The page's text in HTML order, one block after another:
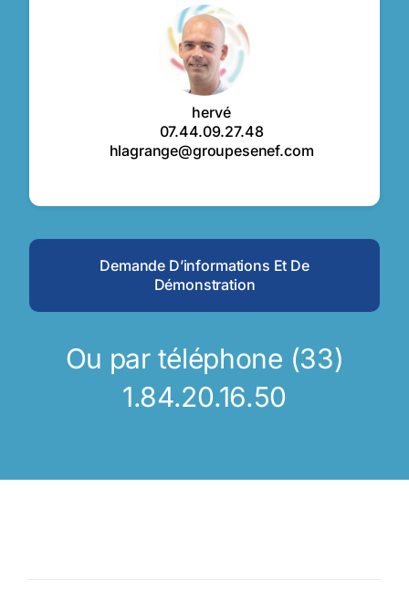
hervé
07.44.09.27.48
hlagrange@groupesenef.com
Demande D’informations Et De
Démonstration
Ou par téléphone (33)
1.84.20.16.50